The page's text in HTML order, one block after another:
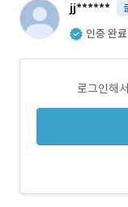
jj******
인증 완료
로그인해